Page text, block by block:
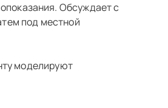
Обсуждает с
под местной
моделируют